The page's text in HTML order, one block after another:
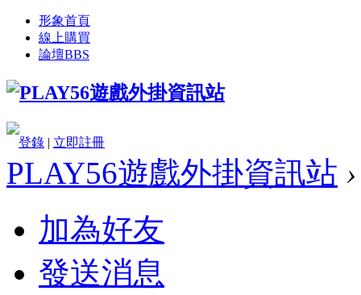
形象首頁
線上購買
論壇BBS
登錄 | 立即註冊
PLAY56遊戲外掛資訊站 ›
加為好友
發送消息